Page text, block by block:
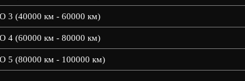
3 (40000 км - 60000 км)
4 (60000 км - 80000 км)
5 (80000 км - 100000 км)